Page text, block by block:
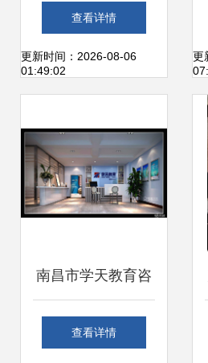
咨询服务指南 如何
选择适合孩子的幼
查看详情
更新时间：2026-08-06
01:49:02
更
南昌市学天教育咨
询
查看详情